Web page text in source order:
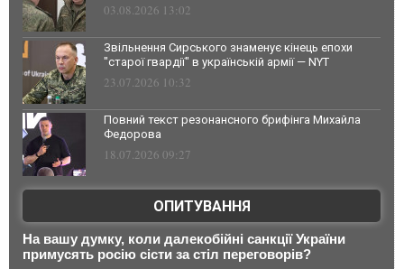
03.08.2026 13:02
Звільнення Сирського знаменує кінець епохи
"старої гвардії" в українській армії — NYT
23.07.2026 10:32
Повний текст резонансного брифінга Михайла
Федорова
18.07.2026 09:27
ОПИТУВАННЯ
На вашу думку, коли далекобійні санкції України
примусять росію сісти за стіл переговорів?